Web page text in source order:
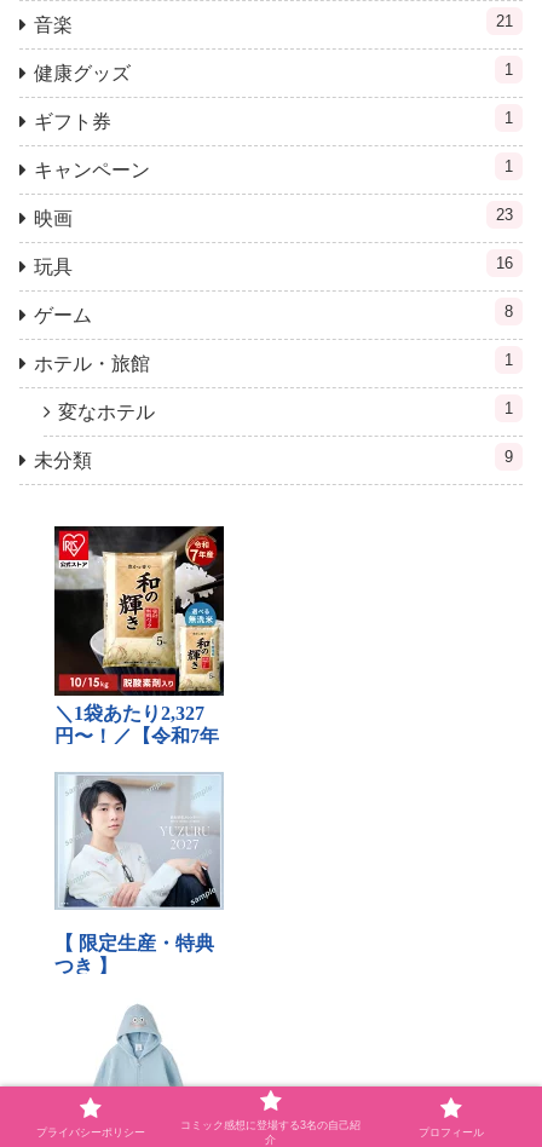
音楽 21
健康グッズ 1
ギフト券 1
キャンペーン 1
映画 23
玩具 16
ゲーム 8
ホテル・旅館 1
変なホテル 1
未分類 9
プライバシーポリシー
コミック感想に登場する3名の自己紹
介
プロフィール